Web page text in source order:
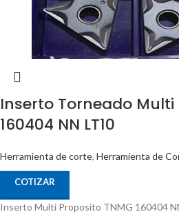
Inserto Torneado Multi
160404 NN LT10
Herramienta de corte, Herramienta de
COTIZAR
Inserto Multi Proposito TNMG 160404